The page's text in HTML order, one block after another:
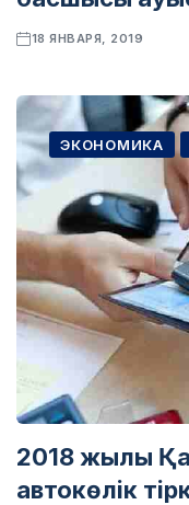
18 ЯНВАРЯ, 2019
ЭКОНОМИКА
2018 жылы
автокөлік